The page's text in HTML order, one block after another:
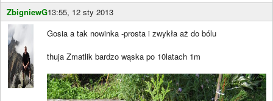
ZbigniewG13:55, 12 sty 2013
Gosia a tak nowinka -prosta i zwykła aż do bólu
thuja Zmatlik bardzo wąska po 10latach 1m